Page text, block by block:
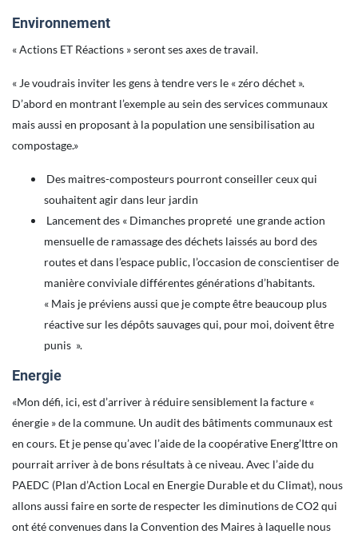
Environnement
« Actions ET Réactions » seront ses axes de travail.
« Je voudrais inviter les gens à tendre vers le « zéro déchet ».
D’abord en montrant l’exemple au sein des services communaux
mais aussi en proposant à la population une sensibilisation au
compostage.»
Des maitres-composteurs pourront conseiller ceux qui
souhaitent agir dans leur jardin
Lancement des « Dimanches propreté une grande action
mensuelle de ramassage des déchets laissés au bord des
routes et dans l’espace public, l’occasion de conscientiser de
manière conviviale différentes générations d’habitants.
« Mais je préviens aussi que je compte être beaucoup plus
réactive sur les dépôts sauvages qui, pour moi, doivent être
punis ».
Energie
«Mon défi, ici, est d’arriver à réduire sensiblement la facture «
énergie » de la commune. Un audit des bâtiments communaux est
en cours. Et je pense qu’avec l’aide de la coopérative Energ’Ittre on
pourrait arriver à de bons résultats à ce niveau. Avec l’aide du
PAEDC (Plan d’Action Local en Energie Durable et du Climat), nous
allons aussi faire en sorte de respecter les diminutions de CO2 qui
ont été convenues dans la Convention des Maires à laquelle nous